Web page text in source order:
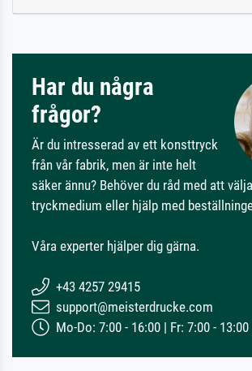
Har du några
frågor?
Är du intresserad av ett konsttryck
från vår fabrik, men är inte helt
säker ännu? Behöver du råd med att
tryckmedium eller hjälp med
Våra experter hjälper dig gärna.
+43 4257 29415
support@meisterdrucke.com
Mo-Do: 7:00 - 16:00 | Fr: 7:00 - 13:00